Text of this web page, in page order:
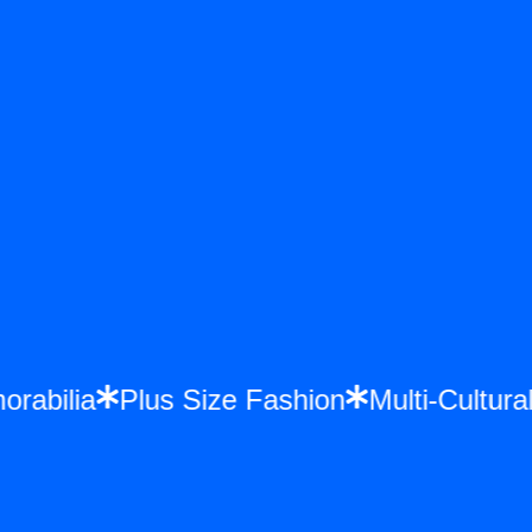
Plus Size Fashion Multi-